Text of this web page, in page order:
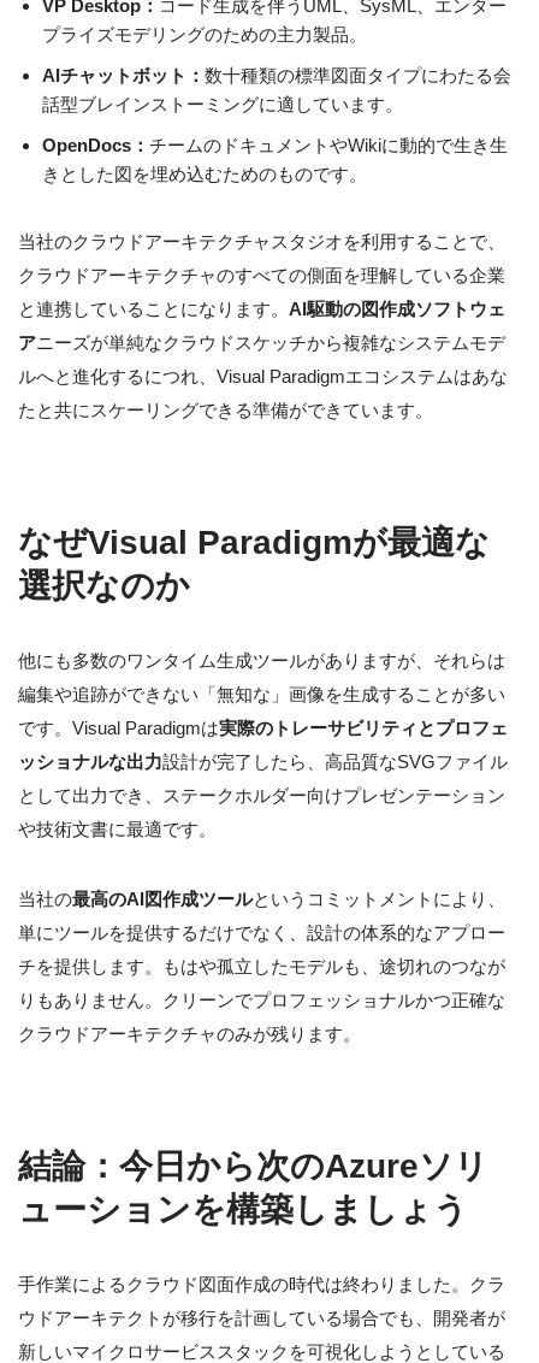
VP Desktop： コード生成を伴うUML、SysML、エンター
プライズモデリングのための主力製品。
AIチャットボット： 数十種類の標準図面タイプにわたる会
話型ブレインストーミングに適しています。
OpenDocs： チームのドキュメントやWikiに動的で生き生
きとした図を埋め込むためのものです。
当社のクラウドアーキテクチャスタジオを利用することで、
クラウドアーキテクチャのすべての側面を理解している企業
と連携していることになります。 AI駆動の図作成ソフトウェ
アニーズが単純なクラウドスケッチから複雑なシステムモデ
ルへと進化するにつれ、Visual Paradigmエコシステムはあな
たと共にスケーリングできる準備ができています。
なぜVisual Paradigmが最適な
選択なのか
他にも多数のワンタイム生成ツールがありますが、それらは
編集や追跡ができない「無知な」画像を生成することが多い
です。Visual Paradigmは実際のトレーサビリティとプロフェ
ッショナルな出力設計が完了したら、高品質なSVGファイル
として出力でき、ステークホルダー向けプレゼンテーション
や技術文書に最適です。
当社の最高のAI図作成ツールというコミットメントにより、
単にツールを提供するだけでなく、設計の体系的なアプロー
チを提供します。もはや孤立したモデルも、途切れのつなが
りもありません。クリーンでプロフェッショナルかつ正確な
クラウドアーキテクチャのみが残ります。
結論：今日から次のAzureソリ
ューションを構築しましょう
手作業によるクラウド図面作成の時代は終わりました。クラ
ウドアーキテクトが移行を計画している場合でも、開発者が
新しいマイクロサービススタックを可視化しようとしている